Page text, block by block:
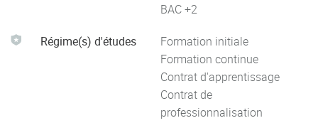
BAC +2
Régime(s) d'études
Formation initiale
Formation continue
Contrat d'apprentissage
Contrat de
professionnalisation